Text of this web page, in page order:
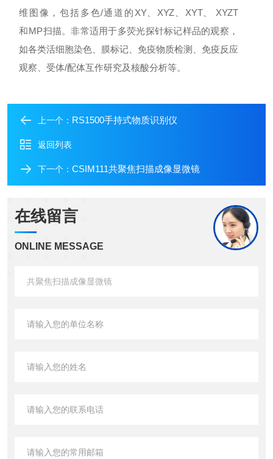
维图像，包括多⾊/通道的 XY、 XYZ XYT、 XYZT
和MP扫描。⾮常适⽤于多荧光探针标记样品的观察，
如各类活细胞染⾊、膜标记、免疫物质检测、免疫反应
观察、受体/配体互作研究及核酸分析等。
上一个： RS1500手持式物质识别仪
返回列表
下一个： CSIM111共聚焦扫描成像显微镜
在线留言
ONLINE MESSAGE